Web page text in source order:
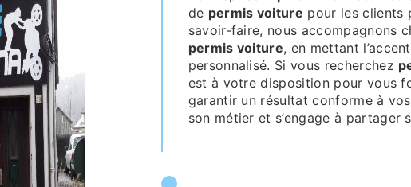
de permis voiture pour les clients
savoir-faire, nous accompagnons
permis voiture, en mettant
personnalisé. Si vous recherchez
est à votre disposition pour vous
garantir un résultat conforme à
son métier et s’engage à